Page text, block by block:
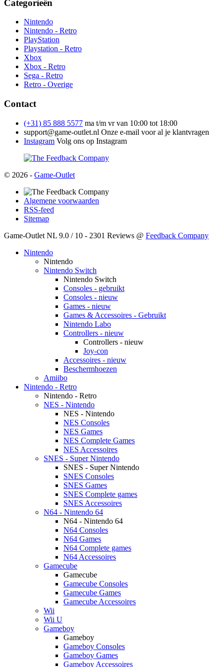
Categorieën
Nintendo
Nintendo - Retro
PlayStation
Playstation - Retro
Xbox
Xbox - Retro
Sega - Retro
Retro - Overige
Contact
(+31) 85 888 5577 ma t/m vr van 10:00 tot 18:00
support@game-outlet.nl Onze e-mail voor al je klantvragen
Instagram Volg ons op Instagram
© 2026 - Game-Outlet
Algemene voorwaarden
RSS-feed
Sitemap
Game-Outlet NL 9.0 / 10 - 2301 Reviews @ Feedback Company
Nintendo
Nintendo
Nintendo Switch
Nintendo Switch
Consoles - gebruikt
Consoles - nieuw
Games - nieuw
Games & Accessoires - Gebruikt
Nintendo Labo
Controllers - nieuw
Controllers - nieuw
Joy-con
Accessoires - nieuw
Beschermhoezen
Amiibo
Nintendo - Retro
Nintendo - Retro
NES - Nintendo
NES - Nintendo
NES Consoles
NES Games
NES Complete Games
NES Accessoires
SNES - Super Nintendo
SNES - Super Nintendo
SNES Consoles
SNES Games
SNES Complete games
SNES Accessoires
N64 - Nintendo 64
N64 - Nintendo 64
N64 Consoles
N64 Games
N64 Complete games
N64 Accessoires
Gamecube
Gamecube
Gamecube Consoles
Gamecube Games
Gamecube Accessoires
Wii
Wii U
Gameboy
Gameboy
Gameboy Consoles
Gameboy Games
Gameboy Accessoires